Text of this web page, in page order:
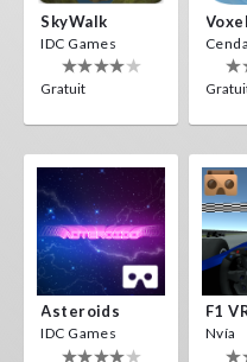
SkyWalk
IDC Games
Gratuit
Asteroids
IDC Games
F1
Nvía